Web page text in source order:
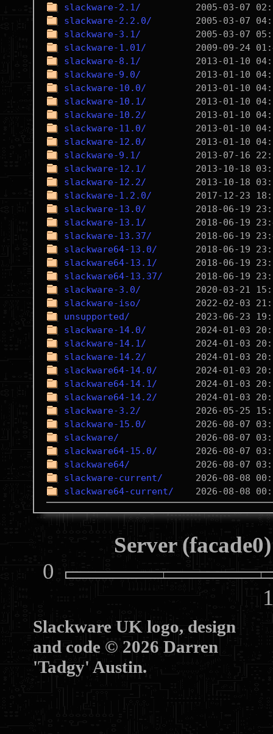
slackware-2.1/
slackware-2.2.0/
slackware-3.1/
slackware-1.01/
slackware-8.1/
slackware-9.0/
slackware-10.0/
slackware-10.1/
slackware-10.2/
slackware-11.0/
slackware-12.0/
slackware-9.1/
slackware-12.1/
slackware-12.2/
slackware-1.2.0/
slackware-13.0/
slackware-13.1/
slackware-13.37/
slackware64-13.0/
slackware64-13.1/
slackware64-13.37/
slackware-3.0/
slackware-iso/
unsupported/
slackware-14.0/
slackware-14.1/
slackware-14.2/
slackware64-14.0/
slackware64-14.1/
slackware64-14.2/
slackware-3.2/
slackware-15.0/
slackware/
slackware64-15.0/
slackware64/
slackware-current/
slackware64-current/
Server
0
Slackware UK logo, design
and code © 2026 Darren
'Tadgy' Austin.